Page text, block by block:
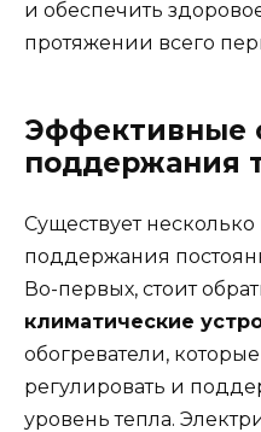
и обеспечить
протяжении всего
Эффективные
поддержания
Существует
поддержания
Во-первых, стоит
климатические
обогреватели,
регулировать и
уровень тепла.